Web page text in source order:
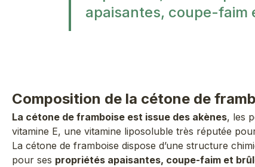
apaisantes, coupe-faim
Composition de la cétone de
La cétone de framboise est issue des akènes, les
vitamine E, une vitamine liposoluble très réputée
La cétone de framboise dispose d’une structure
pour ses propriétés apaisantes, coupe-faim et